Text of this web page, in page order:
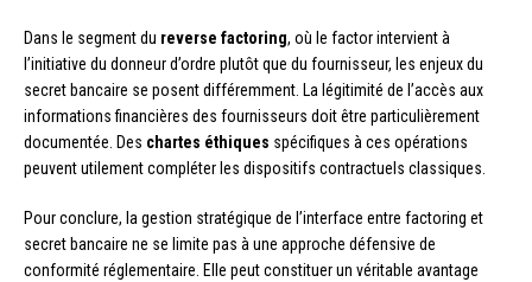
Dans le segment du reverse factoring, où le factor intervient à
l’initiative du donneur d’ordre plutôt que du fournisseur, les enjeux du
secret bancaire se posent différemment. La légitimité de l’accès aux
informations financières des fournisseurs doit être particulièrement
documentée. Des chartes éthiques spécifiques à ces opérations
peuvent utilement compléter les dispositifs contractuels classiques.
Pour conclure, la gestion stratégique de l’interface entre factoring et
secret bancaire ne se limite pas à une approche défensive de
conformité réglementaire. Elle peut constituer un véritable avantage